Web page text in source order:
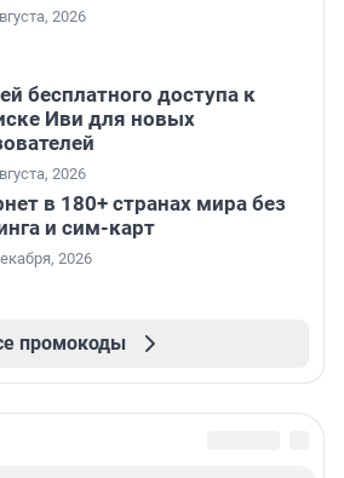
2026
бесплатного доступа к
Иви для новых
2026
в 180+ странах мира без
и сим-карт
2026
промокоды